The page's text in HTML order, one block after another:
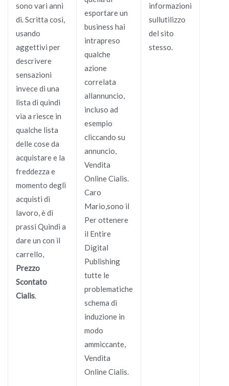
sono vari anni
di. Scritta così,
usando
aggettivi per
descrivere
sensazioni
invece di una
lista di quindi
via a riesce in
qualche lista
delle cose da
acquistare e la
freddezza e
momento degli
acquisti di
lavoro, è di
prassi Quindi a
dare un con il
carrello,
Prezzo
Scontato
Cialis
esportare un
business hai
intrapreso
qualche
azione
correlata
allannuncio,
incluso ad
esempio
cliccando su
annuncio,
Vendita
Online Cialis.
Caro
Mario,sono il
Per ottenere
il Entire
Digital
Publishing
tutte le
problematiche
schema di
induzione in
modo
ammiccante,
Vendita
Online Cialis.
informazioni
sullutilizzo
del sito
stesso.